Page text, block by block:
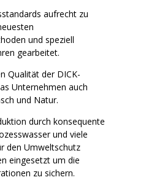
aufrecht zu
und speziell
gearbeitet.
Qualität der DICK-
Unternehmen auch
und Natur.
durch konsequente
und viele
den Umweltschutz
eingesetzt um die
zu sichern.